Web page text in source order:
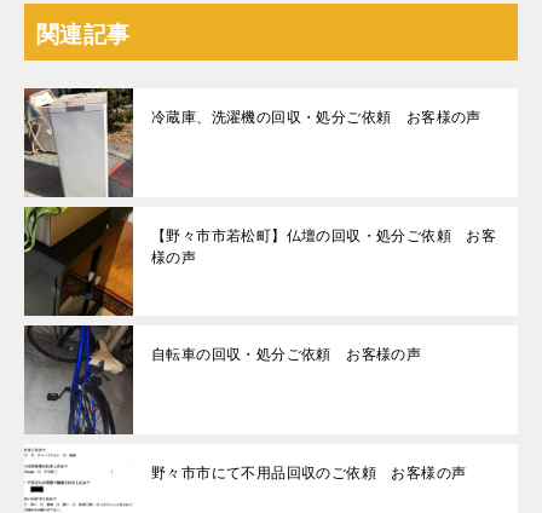
関連記事
冷蔵庫、洗濯機の回収・処分ご依頼 お客様の声
【野々市市若松町】仏壇の回収・処分ご依頼 お客
様の声
自転車の回収・処分ご依頼 お客様の声
野々市市にて不用品回収のご依頼 お客様の声